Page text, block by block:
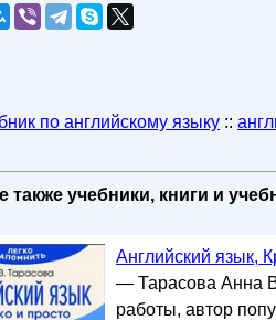
по английскому языку ::
также учебники, книги и
Английский язык,
— Тарасова Анна
работы, автор